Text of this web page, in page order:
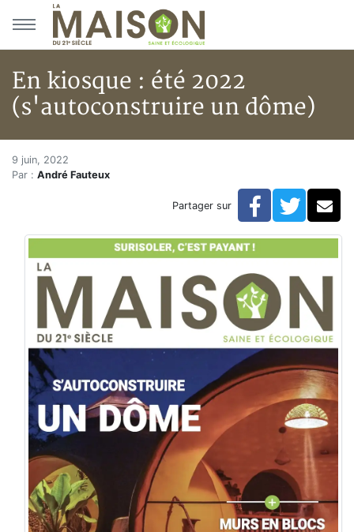
Aller au menu principal
Aller au contenu principal
En kiosque : été 2022
(s'autoconstruire un dôme)
Accueil
Articles
En kiosque : été 2022 (s'autoconstruire un dôme)
En kiosque : été 2022
9 juin, 2022
Par : André Fauteux
Partager sur Facebook